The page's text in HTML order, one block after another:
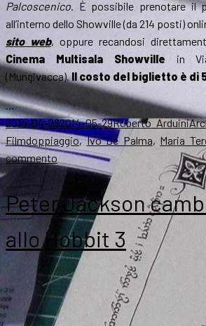
Palcoscenico . È possibile prenotare il
all’interno dello Showville (da 214 posti)
sito web, oppure recandosi
Cinema Multisala Showville in
(Mungivacca).Il costo del biglietto è di
…
Scritto
il
2014-04-282014-05-29Autore
Roberto Arduini
FilmTag
doppiaggio,Ivo De Palma, Maria
commentosu
Born
of
hope
doppiato:
a
Bari
l’anteprima
Peter Jackson
allo Hobbit 3